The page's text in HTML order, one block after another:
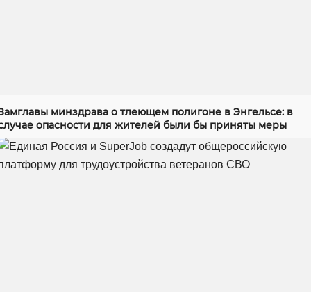
минздрава о тлеющем полигоне в Энгельсе: в
опасности для жителей были бы приняты меры